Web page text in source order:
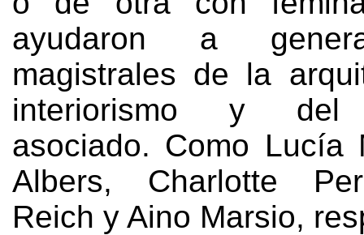
ayudaron a
magistrales de la
interiorismo y del
asociado. Como Lucía
Albers, Charlotte
Reich y Aino Marsio,